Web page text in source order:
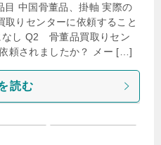
目 中国骨董品、掛軸 実際の
りセンターに依頼すること
なし Q2 骨董品買取りセン
頼されましたか？ メー […]
読む